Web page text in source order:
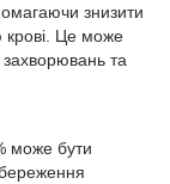
знизити
крові. Це може
та
може бути